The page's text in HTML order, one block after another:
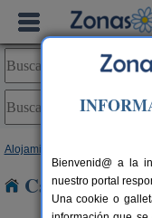
Alojamientos
Casas
Bienvenid@ a la
nuestro portal
Una cookie o